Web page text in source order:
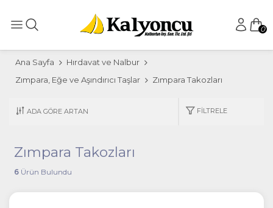
0
Ana Sayfa
Hırdavat ve Nalbur
Zımpara, Eğe ve Aşındırıcı Taşlar
Zımpara Takozları
FILTRELE
Zımpara Takozları
6Ürün Bulundu